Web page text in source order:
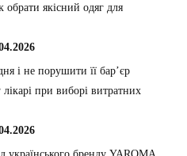
якісний одяг для
і не порушити її бар’єр
при виборі витратних